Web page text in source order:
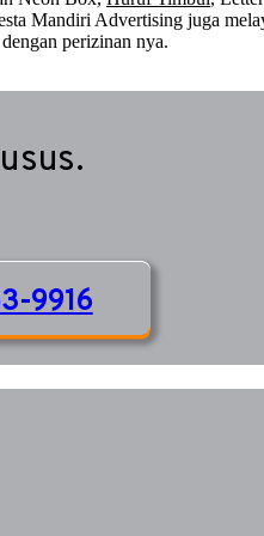
Mandiri Advertising juga
perizinan nya.
9916